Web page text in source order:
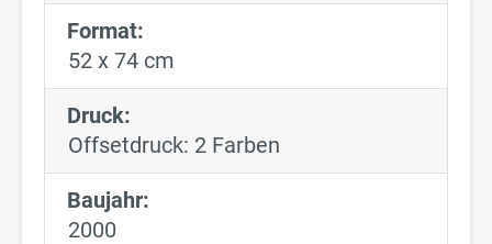
Format:
52 x 74 cm
Druck:
Offsetdruck: 2 Farben
Baujahr:
2000